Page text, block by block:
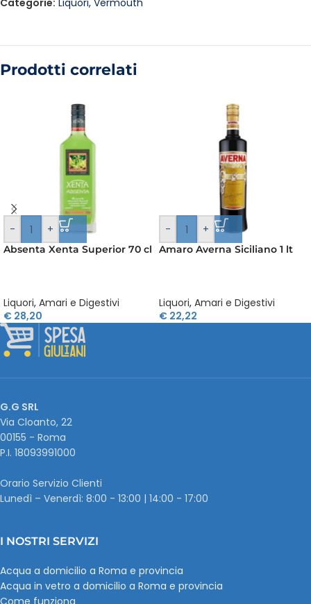
Categorie: Liquori, Vermouth
Prodotti correlati
- +
Absenta Xenta Superior 70 cl
Liquori, Amari e Digestivi
€ 28,20
- +
Amaro Averna Siciliano 1 lt
Liquori, Amari e Digestivi
€ 22,22
G.G SRL
Via Cloanto, 22
00155 - Roma
P.I. ‭18093991000
Orario Servizio Clienti
Lunedì – Venerdì: 8:00 - 13:00 | 14:00 - 17:00
I NOSTRI SERVIZI
Acqua a domicilio a Roma e provincia
Acqua in vetro a domicilio a Roma e provincia
Come funziona